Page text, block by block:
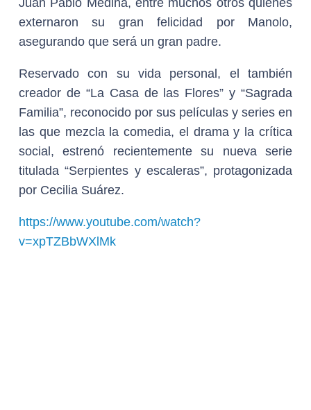
externaron su gran felicidad por Manolo,
asegurando que será un gran padre.
Reservado con su vida personal, el también
creador de “La Casa de las Flores” y “Sagrada
Familia”, reconocido por sus películas y series en
las que mezcla la comedia, el drama y la crítica
social, estrenó recientemente su nueva serie
titulada “Serpientes y escaleras”, protagonizada
por Cecilia Suárez.
https://www.youtube.com/watch?
v=xpTZBbWXlMk